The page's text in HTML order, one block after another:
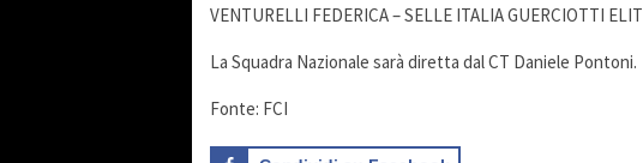
VENTURELLI FEDERICA – SELLE ITALIA GUERCIOTTI
La Squadra Nazionale sarà diretta dal CT Daniele Pontoni.
Fonte: FCI